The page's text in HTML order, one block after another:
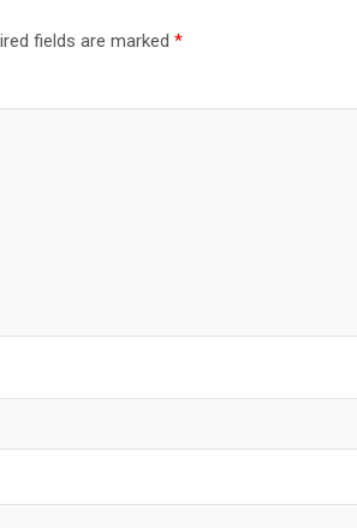
fields are marked *